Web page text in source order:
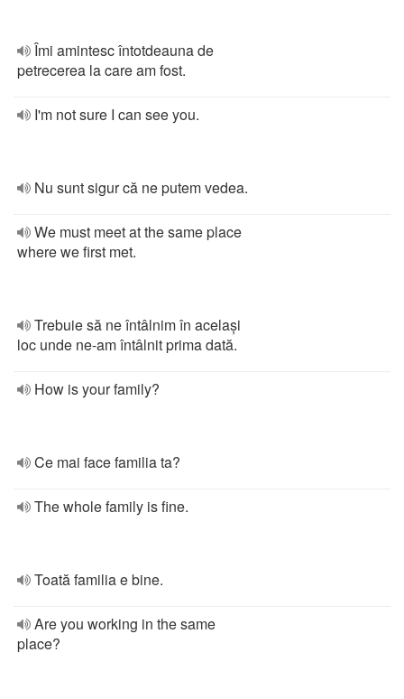
Îmi amintesc întotdeauna de
petrecerea la care am fost.
I'm not sure I can see you.
Nu sunt sigur că ne putem vedea.
We must meet at the same place
where we first met.
Trebuie să ne întâlnim în același
loc unde ne-am întâlnit prima dată.
How is your family?
Ce mai face familia ta?
The whole family is fine.
Toată familia e bine.
Are you working in the same
place?